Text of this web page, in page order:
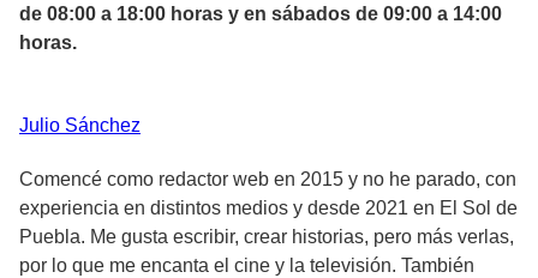
de 08:00 a 18:00 horas y en sábados de 09:00 a 14:00
horas.
Julio Sánchez
Comencé como redactor web en 2015 y no he parado, con
experiencia en distintos medios y desde 2021 en El Sol de
Puebla. Me gusta escribir, crear historias, pero más verlas,
por lo que me encanta el cine y la televisión. También